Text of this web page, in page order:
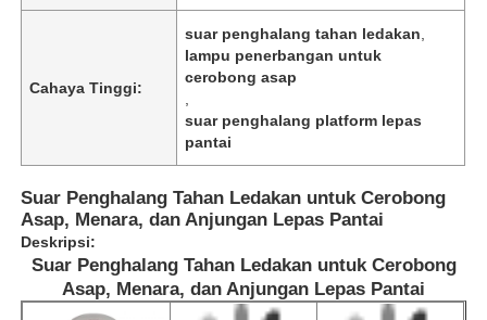
Cahaya Tinggi:
suar penghalang tahan ledakan
lampu penerbangan untuk
cerobong asap
suar penghalang platform lepas
pantai
Suar Penghalang Tahan Ledakan untuk Cerobong
Asap, Menara, dan Anjungan Lepas Pantai
Deskripsi:
Suar Penghalang Tahan Ledakan untuk Cerobong
Asap, Menara, dan Anjungan Lepas Pantai